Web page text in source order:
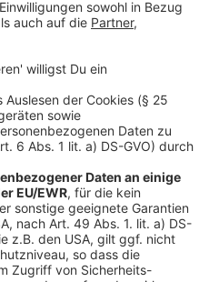
Voss muss mit allen